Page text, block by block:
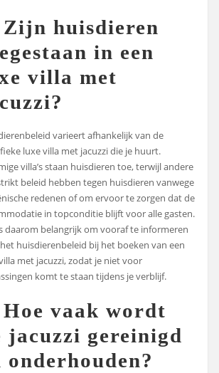
Zijn huisdieren
in een
villa met
varieert afhankelijk van de
luxe villa met jacuzzi die je huurt.
villa’s staan huisdieren toe, terwijl andere
beleid hebben tegen huisdieren vanwege
redenen of om ervoor te zorgen dat de
in topconditie blijft voor alle gasten.
daarom belangrijk om vooraf te informeren
huisdierenbeleid bij het boeken van een
met jacuzzi, zodat je niet voor
komt te staan tijdens je verblijf.
Hoe vaak wordt
jacuzzi gereinigd
onderhouden?